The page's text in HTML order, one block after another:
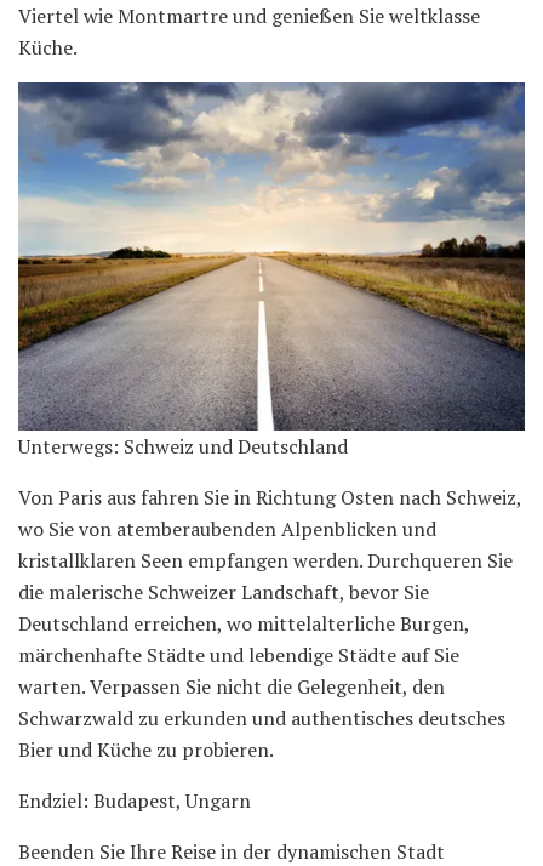
Viertel wie Montmartre und genießen Sie weltklasse
Küche.
Unterwegs: Schweiz und Deutschland
Von Paris aus fahren Sie in Richtung Osten nach Schweiz,
wo Sie von atemberaubenden Alpenblicken und
kristallklaren Seen empfangen werden. Durchqueren Sie
die malerische Schweizer Landschaft, bevor Sie
Deutschland erreichen, wo mittelalterliche Burgen,
märchenhafte Städte und lebendige Städte auf Sie
warten. Verpassen Sie nicht die Gelegenheit, den
Schwarzwald zu erkunden und authentisches deutsches
Bier und Küche zu probieren.
Endziel: Budapest, Ungarn
Beenden Sie Ihre Reise in der dynamischen Stadt